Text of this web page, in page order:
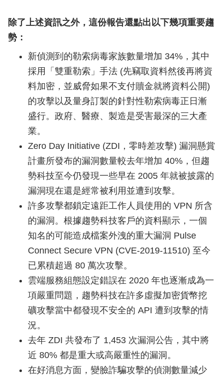
除了上述資訊之外，這份報告還點出以下幾項重要趨
勢：
新偵測到的勒索病毒家族數量增加 34%，其中
採用「雙重勒索」手法 (先竊取資料然後再將資
料加密，並威脅如果不支付贖金就將資料公開)
的攻擊以及量身訂製的針對性勒索病毒正日漸
盛行。政府、醫療、製造是受害最深的三大產
業。
Zero Day Initiative (ZDI，零時差攻擊) 漏洞懸賞
計畫所發布的漏洞數量較去年增加 40%，但趨
勢科技至今仍發現一些早在 2005 年就被披露的
漏洞現在還是經常被利用並遭到攻擊。
許多攻擊都鎖定遠距工作人員使用的 VPN 所含
的漏洞。根據趨勢科技客戶的資料顯示，一個
知名的可能造成檔案外洩的重大漏洞 Pulse
Connect Secure VPN (CVE-2019-11510) 至今
已累積超過 80 萬次攻擊。
​雲端服務組態設定錯誤在 2020 年也逐漸成為一
項嚴重問題，趨勢科技在許多虛擬加密貨幣挖
礦攻擊當中都發現不安全的 API 遭到攻擊的情
況。
去年 ZDI 共發布了 1,453 次漏洞公告，其中將
近 80% 都是重大或高嚴重性的漏洞。
在好消息方面，變臉詐騙攻擊的偵測數量減少